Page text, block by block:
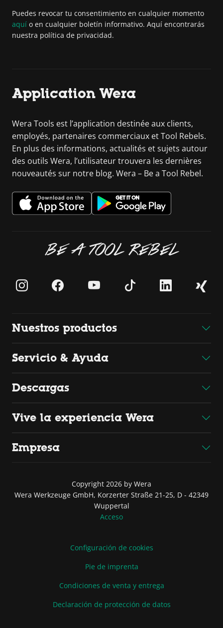
Puedes revocar tu consentimiento en cualquier momento
aquí o en cualquier boletín informativo. Aquí encontrarás
nuestra política de privacidad.
Application Wera
Wera Tools est l’application destinée aux clients,
employés, partenaires commerciaux et Tool Rebels.
En plus des informations, actualités et sujets autour
des outils Wera, l’utilisateur trouvera les dernières
nouveautés sur notre blog. Wera – Be a Tool Rebel.
BE A TOOL REBEL
Nuestros productos
Servicio & Ayuda
Descargas
Vive la experiencia Wera
Empresa
Copyright 2026 by Wera
Wera Werkzeuge GmbH, Korzerter Straße 21-25, D - 42349
Wuppertal
Acceso
Configuración de cookies
Pie de imprenta
Condiciones de venta y entrega
Declaración de protección de datos